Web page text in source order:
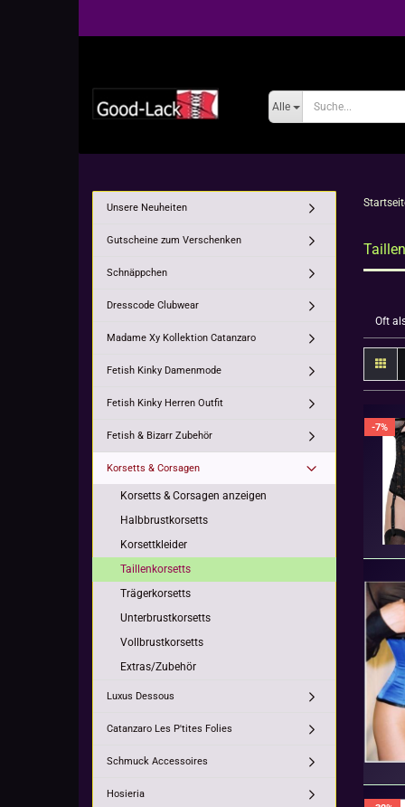
Alle
Oft
-7%
Unsere Neuheiten
Gutscheine zum Verschenken
Schnäppchen
Dresscode Clubwear
Madame Xy Kollektion Catanzaro
Fetish Kinky Damenmode
Fetish Kinky Herren Outfit
Fetish & Bizarr Zubehör
Korsetts & Corsagen
Korsetts & Corsagen anzeigen
Halbbrustkorsetts
Korsettkleider
Taillenkorsetts
Trägerkorsetts
Unterbrustkorsetts
Vollbrustkorsetts
Extras/Zubehör
Luxus Dessous
Catanzaro Les P'tites Folies
Schmuck Accessoires
Hosieria